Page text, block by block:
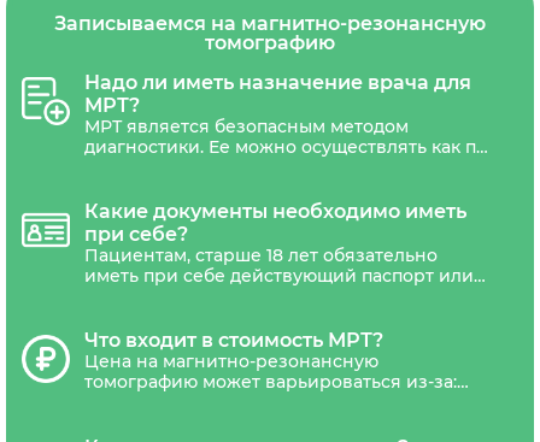
Записываемся на магнитно-резонансную
томографию
Надо ли иметь назначение врача для
МРТ?
МРТ является безопасным методом
диагностики. Ее можно осуществлять как по
Направления на МРТ может потребоваться
только беременным женщинам.
Какие документы необходимо иметь
при себе?
Пациентам, старше 18 лет обязательно
иметь при себе действующий паспорт или
должны сопровождаться уполномоченным
представителем(один из родителей или
законный представитель ребенка).
Что входит в стоимость МРТ?
Цена на магнитно-резонансную
томографию может варьироваться из-за: